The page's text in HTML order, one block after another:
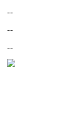
--
--
--